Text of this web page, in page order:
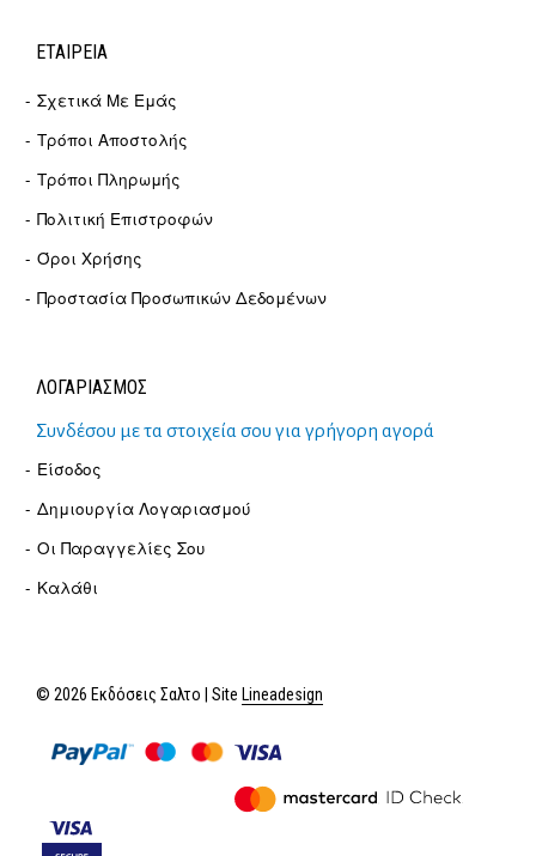
ΕΤΑΙΡΕΊΑ
Σχετικά Με Εμάς
Τρόποι Αποστολής
Τρόποι Πληρωμής
Πολιτική Επιστροφών
Όροι Χρήσης
Προστασία Προσωπικών Δεδομένων
ΛΟΓΑΡΙΑΣΜΟΣ
Συνδέσου με τα στοιχεία σου για γρήγορη αγορά
Είσοδος
Δημιουργία Λογαριασμού
Οι Παραγγελίες Σου
Καλάθι
© 2026 Εκδόσεις Σαλτο | Site Lineadesign